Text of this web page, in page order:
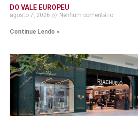
DO VALE EUROPEU
agosto 7, 2026 Nenhum comentário
Continue Lendo »